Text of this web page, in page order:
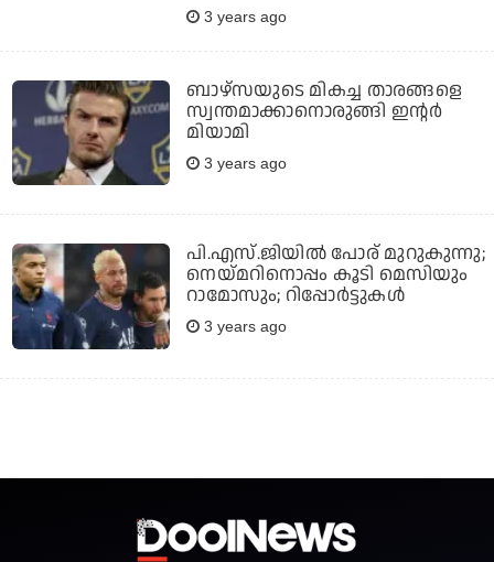
3 years ago
ബാഴ്‌സയുടെ മികച്ച താരങ്ങളെ
സ്വന്തമാക്കാനൊരുങ്ങി ഇന്റർ
മിയാമി
3 years ago
പി.എസ്.ജിയില്‍ പോര് മുറുകുന്നു;
നെയ്മറിനൊപ്പം കൂടി മെസിയും
റാമോസും; റിപ്പോര്‍ട്ടുകള്‍
3 years ago